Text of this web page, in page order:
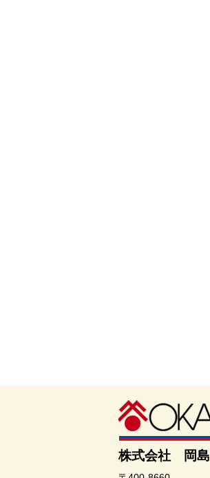
株式会社 岡島